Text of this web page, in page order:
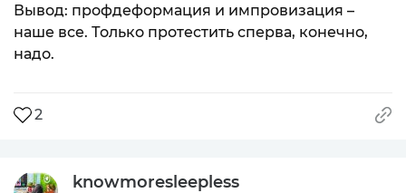
Вывод: профдеформация и импровизация –
наше все. Только протестить сперва, конечно,
надо.
2
knowmoresleepless